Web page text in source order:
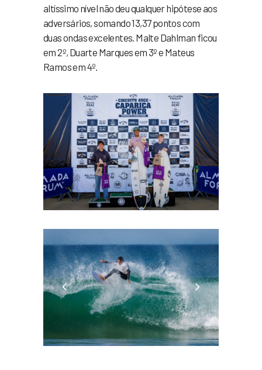
altíssimo nível não deu qualquer hipótese aos
adversários, somando 13,37 pontos com
duas ondas excelentes. Malte Dahlman ficou
em 2º, Duarte Marques em 3º e Mateus
Ramos em 4º.